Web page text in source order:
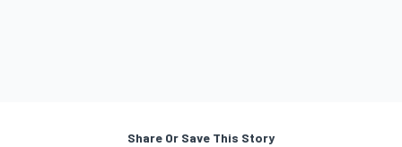
Share Or Save This Story